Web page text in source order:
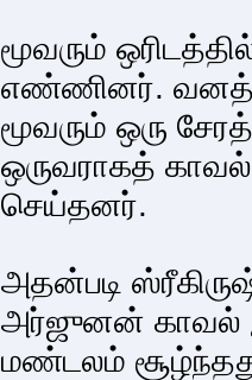
மூவரும்
எண்ணினர்.
மூவரும் ஒரு
ஒருவராகத்
செய்தனர்.
அதன்படி
அர்ஜுனன் காவல்
மண்டலம்